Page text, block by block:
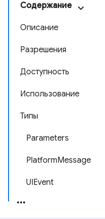
Содержание
Описание
Разрешения
Доступность
Использование
Типы
Parameters
PlatformMessage
UIEvent